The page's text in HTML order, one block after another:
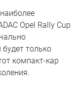
Opel Rally Cup
только
компакт-кар